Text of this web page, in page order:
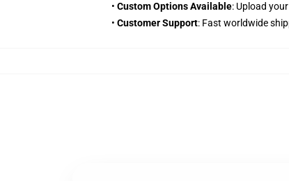
• Custom Options Available: Upload
• Customer Support: Fast worldwide